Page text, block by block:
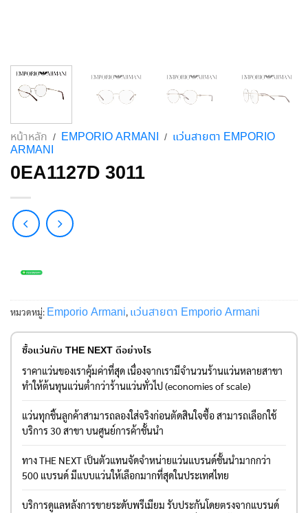
หน้าหลัก / EMPORIO ARMANI / แว่นสายตา EMPORIO
ARMANI
0EA1127D 3011
หมวดหมู่: Emporio Armani, แว่นสายตา Emporio Armani
ซื้อแว่นกับ THE NEXT ดีอย่างไร
ราคาแว่นของเราคุ้มค่าที่สุด เนื่องจากเรามีจำนวนร้านแว่นหลายสาขา
ทำให้ต้นทุนแว่นต่ำกว่าร้านแว่นทั่วไป (economies of scale)
แว่นทุกชิ้นลูกค้าสามารถลองใส่จริงก่อนตัดสินใจซื้อ สามารถเลือกใช้
บริการ 30 สาขา บนศูนย์การค้าชั้นนำ
ทาง THE NEXT เป็นตัวแทนจัดจำหน่ายแว่นแบรนด์ชั้นนำมากกว่า
500 แบรนด์ มีแบบแว่นให้เลือกมากที่สุดในประเทศไทย
บริการดูแลหลังการขายระดับพรีเมียม รับประกันโดยตรงจากแบรนด์